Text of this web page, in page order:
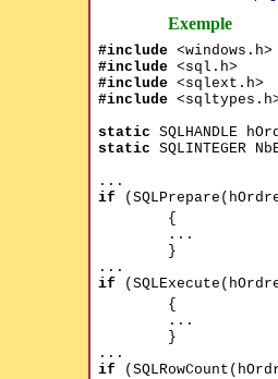
Exemple
#include<windows.h>
#include<sql.h>
#include<sqlext.h>
#include
static SQLHANDLE
static SQLINTEGER
...
if
{
...
}
...
if
{
...
}
...
if